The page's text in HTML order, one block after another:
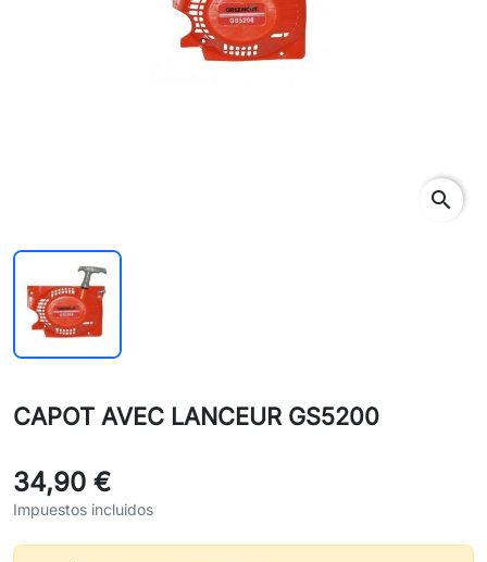
search
CAPOT AVEC LANCEUR GS5200
34,90 €
Impuestos incluidos